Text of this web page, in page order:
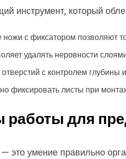
инструмент, который
с фиксатором позволяют
удалять неровности
с контролем глубины
фиксировать листы при
для
это умение правильно